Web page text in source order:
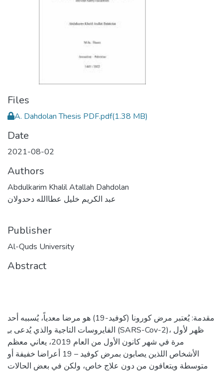
Files
A. Dahdolan Thesis PDF.pdf(1.38 MB)
Date
2021-08-02
Authors
Abdulkarim Khalil Atallah Dahdolan
عبد الكريم خليل عطاالله دحدولان
Publisher
Al-Quds University
Abstract
مقدمة: يُعتبر مرض كورونا (كوفيد-19) هو مرضا معدياً، يُسببه أحد
الفايروسات التاجية والذي يُدعى بـِ (SARS-Cov-2)، ظهر لأول
مرة في شهر كانون الأول من العام 2019، يعاني معظم
الأشخاص اللذين يصابون بمرض كوفيد – 19 أعراضا خفيفة أو
متوسطة ويتعافون من دون علاج خاص، ولكن في بعض الحالات